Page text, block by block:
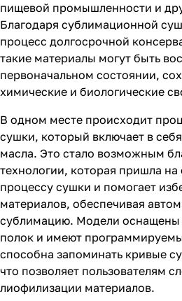
пищевой промышленности и
Благодаря сублимационной
процесс долгосрочной
такие материалы могут быть
первоначальном состоянии,
химические и биологические
В одном месте происходит
сушки, который включает в
масла. Это стало возможным
технологии, которая пришла
процессу сушки и помогает
материалов, обеспечивая
сублимацию. Модели оснащены
полок и имеют
способна запоминать кривые
что позволяет пользователям
лиофилизации материалов.